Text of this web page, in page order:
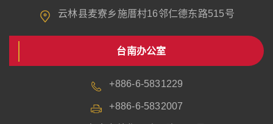
云林县麦寮乡施厝村16邻仁德东路515号
台南办公室
+886-6-5831229
+886-6-5832007